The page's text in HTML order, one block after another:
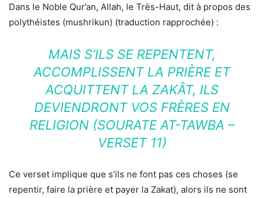
Dans le Noble Qur’an, Allah, le Très-Haut, dit à propos des
polythéistes (mushrikun) (traduction rapprochée) :
MAIS S’ILS SE REPENTENT,
ACCOMPLISSENT LA PRIÈRE ET
ACQUITTENT LA ZAKÂT, ILS
DEVIENDRONT VOS FRÈRES EN
RELIGION (SOURATE AT-TAWBA –
VERSET 11)
Ce verset implique que s’ils ne font pas ces choses (se
repentir, faire la prière et payer la Zakat), alors ils ne sont